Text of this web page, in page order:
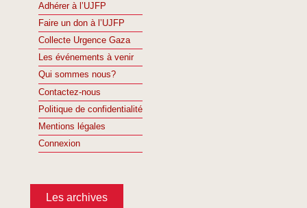
Adhérer à l’UJFP
Faire un don à l’UJFP
Collecte Urgence Gaza
Les événements à venir
Qui sommes nous?
Contactez-nous
Politique de confidentialité
Mentions légales
Connexion
Les archives